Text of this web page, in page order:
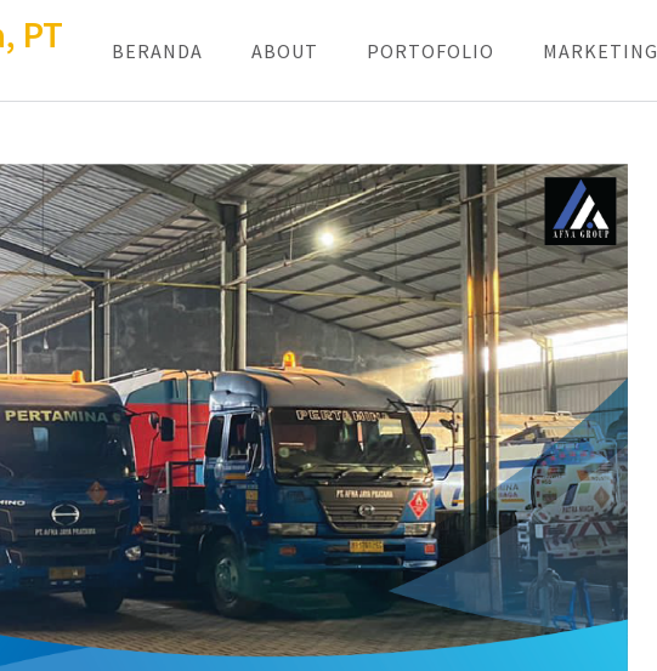
PT BERANDA ABOUT PORTOFOLIO MARKETING